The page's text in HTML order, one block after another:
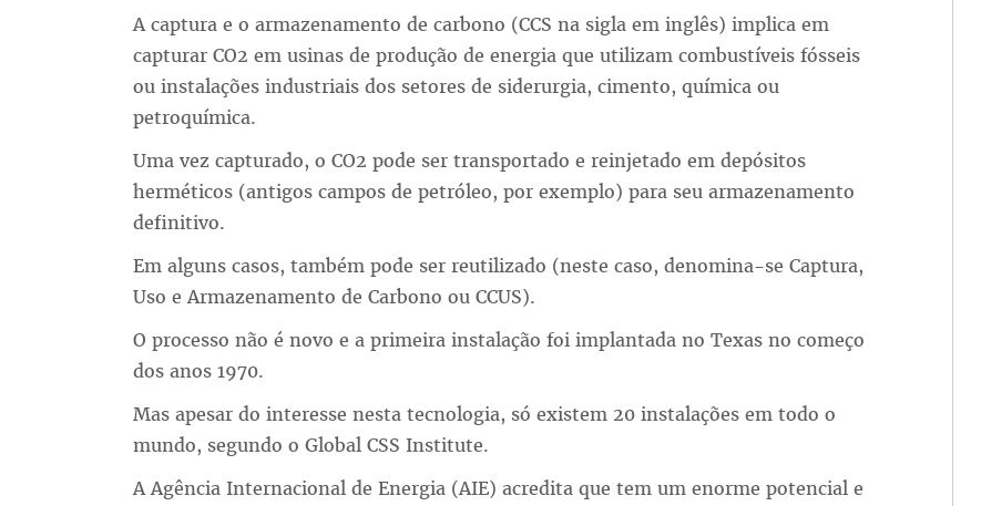
A captura e o armazenamento de carbono (CCS na sigla em inglês) implica em
capturar CO2 em usinas de produção de energia que utilizam combustíveis fósseis
ou instalações industriais dos setores de siderurgia, cimento, química ou
petroquímica.
Uma vez capturado, o CO2 pode ser transportado e reinjetado em depósitos
herméticos (antigos campos de petróleo, por exemplo) para seu armazenamento
definitivo.
Em alguns casos, também pode ser reutilizado (neste caso, denomina-se Captura,
Uso e Armazenamento de Carbono ou CCUS).
O processo não é novo e a primeira instalação foi implantada no Texas no começo
dos anos 1970.
Mas apesar do interesse nesta tecnologia, só existem 20 instalações em todo o
mundo, segundo o Global CSS Institute.
A Agência Internacional de Energia (AIE) acredita que tem um enorme potencial e